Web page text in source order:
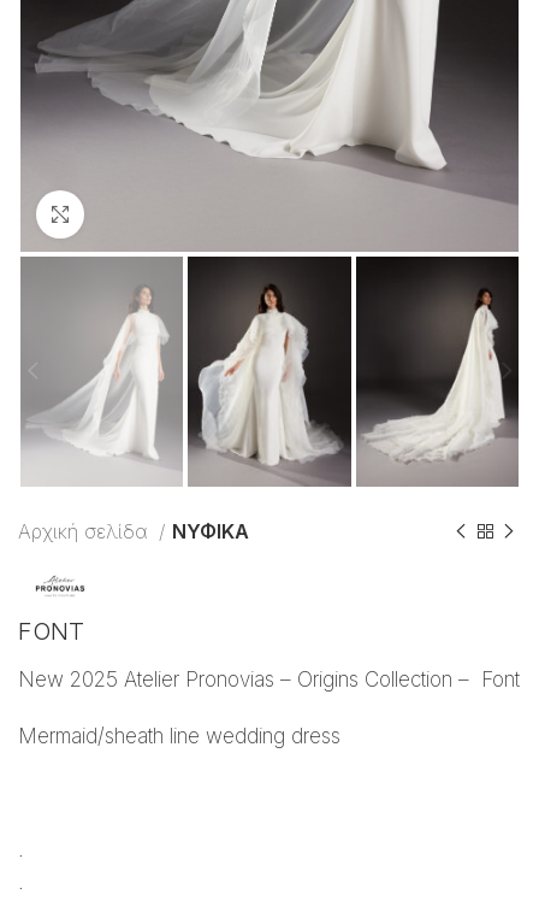
Αρχική σελίδα ΝΥΦΙΚΑ
FONT
New 2025 Atelier Pronovias – Origins Collection – Font
Mermaid/sheath line wedding dress